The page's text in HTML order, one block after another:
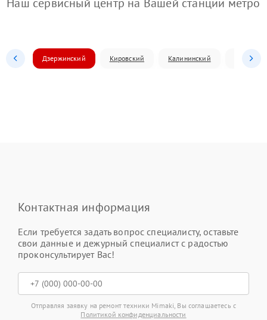
Дзержинский Кировский Калининский
Контактная информация
Если требуется задать вопрос специалисту, оставьте
свои данные и дежурный специалист с радостью
проконсультирует Вас!
Отправляя заявку на ремонт техники Mimaki, Вы соглашаетесь с
Политикой конфиденциальности